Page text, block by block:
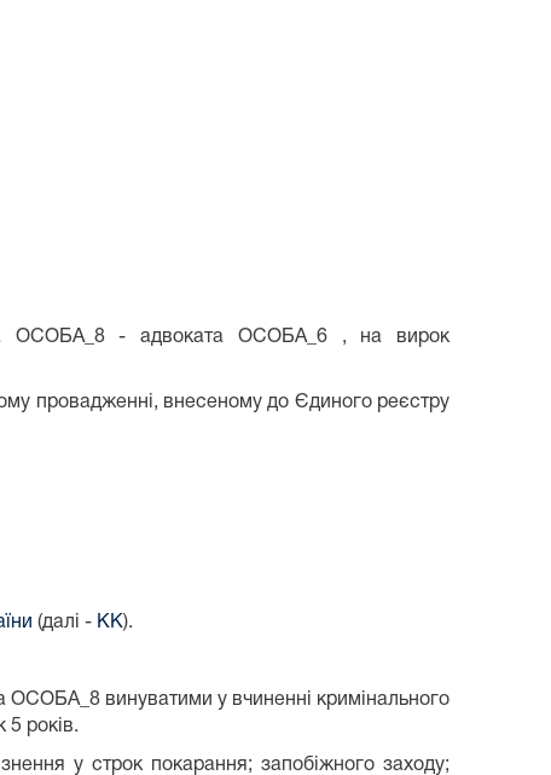
та ОСОБА_8 - адвоката ОСОБА_6 , на вирок
провадженні, внесеному до Єдиного реєстру
(далі - КК).
ОСОБА_8 винуватими у вчиненні кримінального
5 років.
у строк покарання; запобіжного заходу;